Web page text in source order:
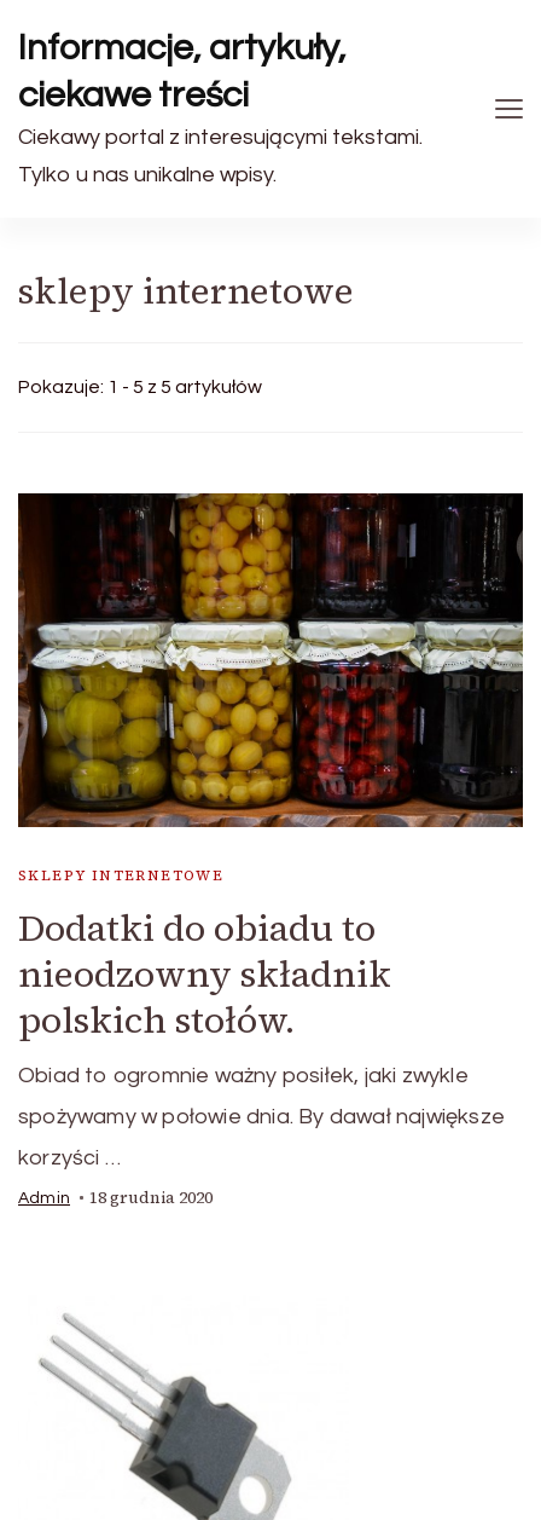
Informacje, artykuły,
ciekawe treści
Ciekawy portal z interesującymi tekstami.
Tylko u nas unikalne wpisy.
sklepy internetowe
Pokazuje: 1 - 5 z 5 artykułów
SKLEPY INTERNETOWE
Dodatki do obiadu to
nieodzowny składnik
polskich stołów.
Obiad to ogromnie ważny posiłek, jaki zwykle
spożywamy w połowie dnia. By dawał największe
korzyści …
Admin 18 grudnia 2020